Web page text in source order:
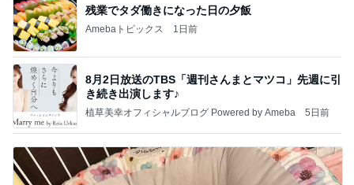
残業でタダ働きになった日の夕飯
Amebaトピックス 1日前
8月2日放送のTBS「週刊さんまとマツコ」先週に引
き続き出演します♪
植草美幸オフィシャルブログ Powered by Ameba 5日前